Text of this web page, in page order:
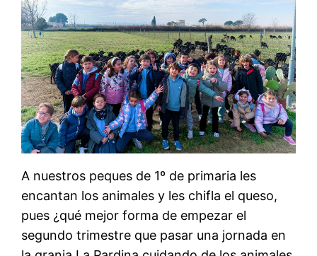
A nuestros peques de 1º de primaria les
encantan los animales y les chifla el queso,
pues ¿qué mejor forma de empezar el
segundo trimestre que pasar una jornada en